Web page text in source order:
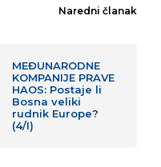
Naredni članak
MEĐUNARODNE
KOMPANIJE PRAVE
HAOS: Postaje li
Bosna veliki
rudnik Europe?
(4/I)